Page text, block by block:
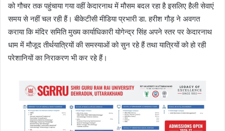
को गौचर तक पहुंचाया गया वहीं केदारनाथ में मौसम बदल रहा है इसलिए हैली सेवाएं
समय से नहीं चल रही हैं। बीकेटीसी मीडिया प्रभारी डा. हरीश गौड़ ने अवगत
कराया कि मंदिर समिति मुख्य कार्याधिकारी योगेन्द्र सिंह अपने स्तर पर केदारनाथ
धाम में मौजूद तीर्थयात्रियों की समस्याओं को सुन रहे हैं तथा यात्रियों को हो रही
परेशानियों का निराकरण भी कर रहे हैं।